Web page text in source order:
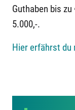
Guthaben bis
5.000,-.
Hier erfährst du